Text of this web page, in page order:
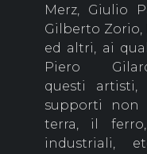
Merz, Giulio
Gilberto
ed altri, ai
Piero
questi
supporti non
terra, il
industriali,